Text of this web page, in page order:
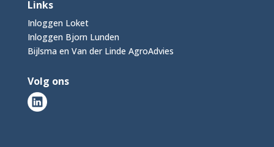
Links
Inloggen Loket
Inloggen Bjorn Lunden
Bijlsma en Van der Linde AgroAdvies
Volg ons